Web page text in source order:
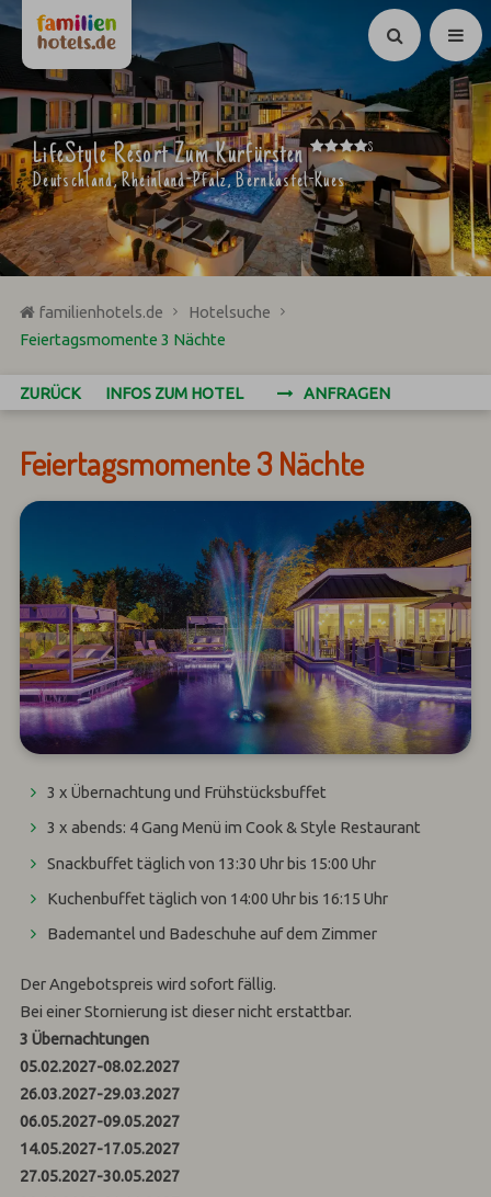
Suchen
LifeStyle Resort Zum Kurfürsten ****
S
Deutschland, Rheinland-Pfalz, Bernkastel-Kues
familienhotels.de
Hotelsuche
Feiertagsmomente 3 Nächte
ZURÜCK INFOS ZUM HOTEL ANFRAGEN
Feiertagsmomente 3 Nächte
3 x Übernachtung und Frühstücksbuffet
3 x abends: 4 Gang Menü im Cook & Style Restaurant
Snackbuffet täglich von 13:30 Uhr bis 15:00 Uhr
Kuchenbuffet täglich von 14:00 Uhr bis 16:15 Uhr
Bademantel und Badeschuhe auf dem Zimmer
Der Angebotspreis wird sofort fällig.
Bei einer Stornierung ist dieser nicht erstattbar.
3 Übernachtungen
05.02.2027-08.02.2027
26.03.2027-29.03.2027
06.05.2027-09.05.2027
14.05.2027-17.05.2027
27.05.2027-30.05.2027